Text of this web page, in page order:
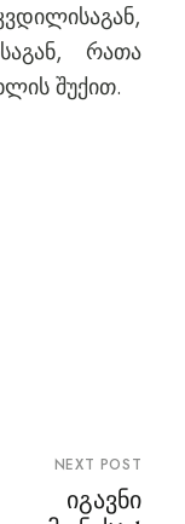
რათა
შუქით.
NEXT POST
იგავნი